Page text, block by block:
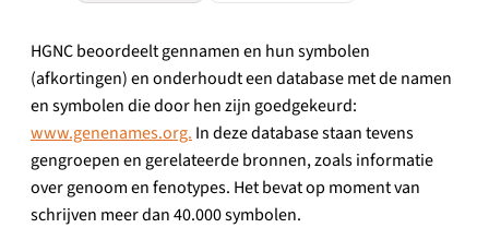
HGNC beoordeelt gennamen en hun symbolen
(afkortingen) en onderhoudt een database met de namen
en symbolen die door hen zijn goedgekeurd:
www.genenames.org. In deze database staan tevens
gengroepen en gerelateerde bronnen, zoals informatie
over genoom en fenotypes. Het bevat op moment van
schrijven meer dan 40.000 symbolen.